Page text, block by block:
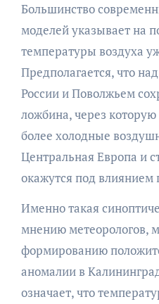
Большинство
моделей указывает на
температуры воздуха
Предполагается, что
России и Поволжьем
ложбина, через
более холодные
Центральная Европа и
окажутся под влиянием
Именно такая
мнению метеорологов,
формированию
аномалии в
означает, что